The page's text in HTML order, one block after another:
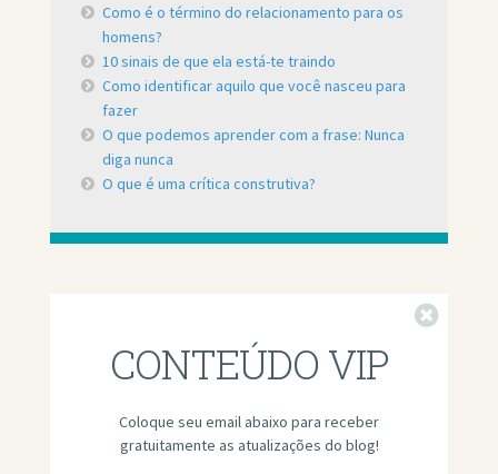
Como é o término do relacionamento para os
homens?
10 sinais de que ela está-te traindo
Como identificar aquilo que você nasceu para
fazer
O que podemos aprender com a frase: Nunca
diga nunca
O que é uma crítica construtiva?
CONTEÚDO VIP
Coloque seu email abaixo para receber
gratuitamente as atualizações do blog!